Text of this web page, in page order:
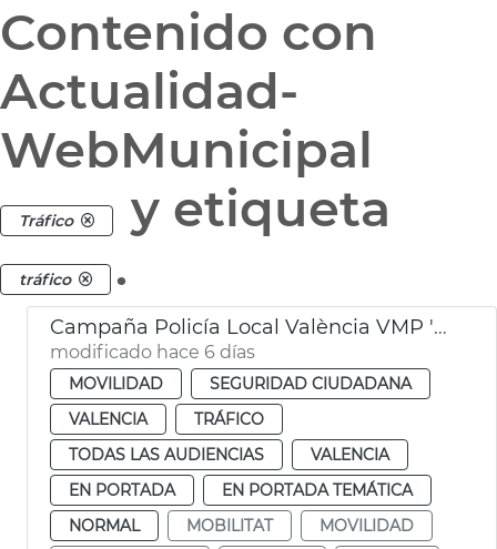
Contenido con
Actualidad-
WebMunicipal
Tráfico y etiqueta
tráfico .
Campaña Policía Local València VMP 'Conecta con la vía'
modificado hace 6 días
MOVILIDAD
SEGURIDAD CIUDADANA
VALENCIA
TRÁFICO
TODAS LAS AUDIENCIAS
VALENCIA
EN PORTADA
EN PORTADA TEMÁTICA
NORMAL
MOBILITAT
MOVILIDAD